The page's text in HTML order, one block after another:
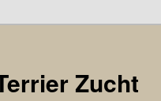
Zucht